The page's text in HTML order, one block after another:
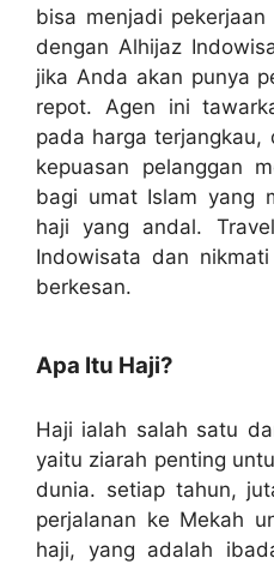
bisa menjadi
dengan Alhijaz
jika Anda akan punya
repot. Agen ini
pada harga terjangkau,
kepuasan pelanggan
bagi umat Islam yang
haji yang andal.
Indowisata dan
berkesan.
Apa Itu Haji?
Haji ialah salah satu
yaitu ziarah penting
dunia. setiap tahun,
perjalanan ke Mekah
haji, yang adalah